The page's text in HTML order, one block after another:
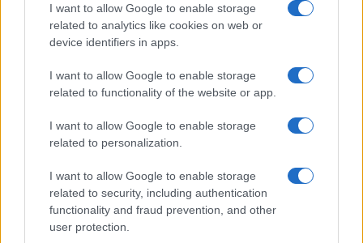
I want to allow Google to enable storage
related to analytics like cookies on web or
device identifiers in apps.
I want to allow Google to enable storage
related to functionality of the website or app.
I want to allow Google to enable storage
related to personalization.
I want to allow Google to enable storage
related to security, including authentication
functionality and fraud prevention, and other
user protection.
Feliratkozás a Telefonguru ingyenes hírlevelére
Ezt a
webhelyet a reCAPTCHA védi. A Googleadatvédelmi irányelveés a
szolgáltatási feltételekérvényesek.
Korábbi hírlevelek
SZAVAZÁS
Megérné Önnek telefont váltani csak azért, mert az új modell dupla alap